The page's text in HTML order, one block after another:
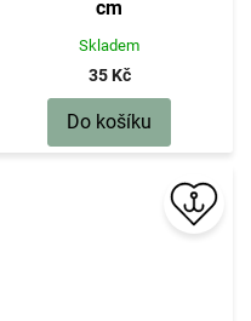
cm
Skladem
35 Kč
Do košíku